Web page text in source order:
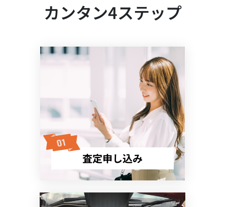
カンタン4ステップ
査定申し込み